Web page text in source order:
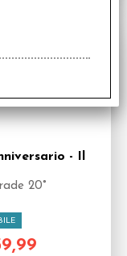
- Il
20°